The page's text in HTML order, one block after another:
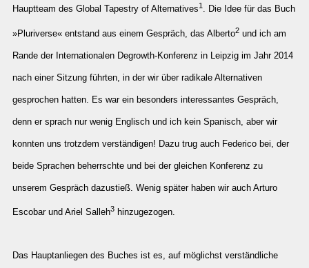
Hauptteam des Global Tapestry of Alternatives1. Die Idee für das Buch
»Pluriverse« entstand aus einem Gespräch, das Alberto2und ich am
Rande der Internationalen Degrowth-Konferenz in Leipzig im Jahr 2014
nach einer Sitzung führten, in der wir über radikale Alternativen
gesprochen hatten. Es war ein besonders interessantes Gespräch,
denn er sprach nur wenig Englisch und ich kein Spanisch, aber wir
konnten uns trotzdem verständigen! Dazu trug auch Federico bei, der
beide Sprachen beherrschte und bei der gleichen Konferenz zu
unserem Gespräch dazustieß. Wenig später haben wir auch Arturo
Escobar und Ariel Salleh3hinzugezogen.
Das Hauptanliegen des Buches ist es, auf möglichst verständliche